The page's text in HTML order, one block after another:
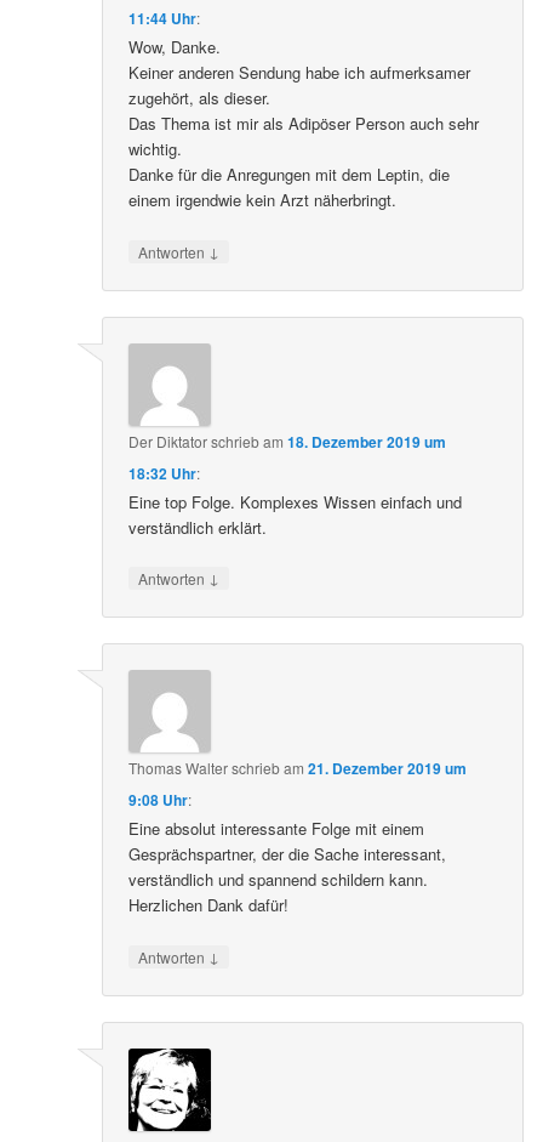
11:44 Uhr:
Wow, Danke.
Keiner anderen Sendung habe ich aufmerksamer
zugehört, als dieser.
Das Thema ist mir als Adipöser Person auch sehr
wichtig.
Danke für die Anregungen mit dem Leptin, die
einem irgendwie kein Arzt näherbringt.
Antworten ↓
Der Diktatorschriebam18. Dezember 2019 um
18:32 Uhr:
Eine top Folge. Komplexes Wissen einfach und
verständlich erklärt.
Antworten ↓
Thomas Walterschriebam21. Dezember 2019 um
9:08 Uhr:
Eine absolut interessante Folge mit einem
Gesprächspartner, der die Sache interessant,
verständlich und spannend schildern kann.
Herzlichen Dank dafür!
Antworten ↓